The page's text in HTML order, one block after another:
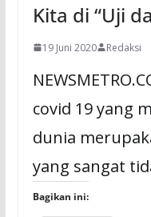
Kita di “Uji
19 Juni 2020 Redaksi
covid 19 yang
dunia
yang sangat
Bagikan ini: